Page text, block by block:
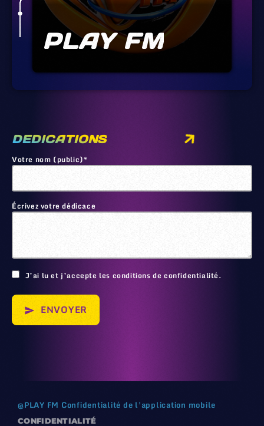
PLAY FM
DEDICATIONS
Votre nom (public)*
Écrivez votre dédicace
J’ai lu et j’accepte les conditions de confidentialité.
send ENVOYER
@PLAY FM Confidentialité de l'application mobile
CONFIDENTIALITÉ